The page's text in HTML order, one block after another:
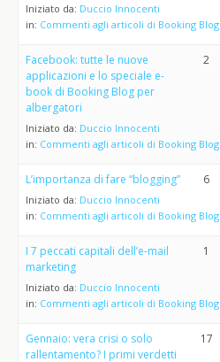
Iniziato da: Duccio Innocenti
in: Commenti agli articoli di Booking Blog
Facebook: tutte le nuove
applicazioni e lo speciale e-
book di Booking Blog per
albergatori
Iniziato da: Duccio Innocenti
in: Commenti agli articoli di Booking Blog
2
L’importanza di fare “blogging”
Iniziato da: Duccio Innocenti
in: Commenti agli articoli di Booking Blog
6
I 7 peccati capitali dell’e-mail
marketing
Iniziato da: Duccio Innocenti
in: Commenti agli articoli di Booking Blog
1
Gennaio: vera crisi o solo
rallentamento? I primi verdetti
17